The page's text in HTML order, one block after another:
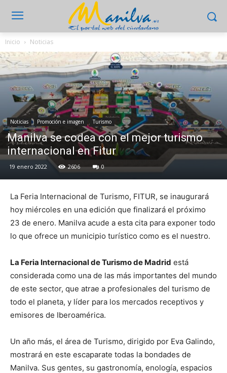
Inicio Noticias
Noticias Promoción e imagen Turismo
Manilva se codea con el mejor turismo
internacional en Fitur
19 enero 2022 2606 0
La Feria Internacional de Turismo, FITUR, se inaugurará
hoy miércoles en una edición que finalizará el próximo
23 de enero. Manilva acude a esta cita para exponer todo
lo que ofrece un municipio turístico como es el nuestro.
La Feria Internacional de Turismo de Madrid está
considerada como una de las más importantes del mundo
de este sector, que atrae a profesionales del turismo de
todo el planeta, y líder para los mercados receptivos y
emisores de Iberoamérica.
Un año más, el área de Turismo, dirigido por Eva Galindo,
mostrará en este escaparate todas la bondades de
Manilva. Sus gentes, su gastronomía, enología, espacios